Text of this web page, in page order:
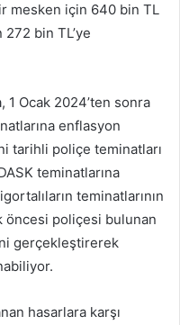
mesken için 640 bin TL
bin TL’ye
1 Ocak 2024’ten sonra
enflasyon
tarihli poliçe teminatları
teminatlarına
teminatlarının
öncesi poliçesi bulunan
gerçekleştirerek
hasarlara karşı